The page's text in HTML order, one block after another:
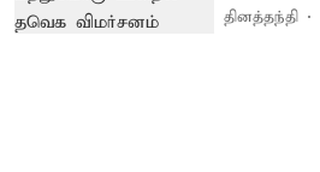
தினத்தந்தி